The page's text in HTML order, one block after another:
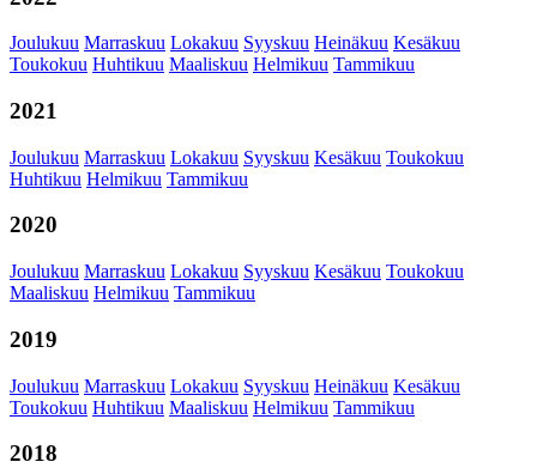
Joulukuu Marraskuu Lokakuu Syyskuu Heinäkuu Kesäkuu
Toukokuu Huhtikuu Maaliskuu Helmikuu Tammikuu
2021
Joulukuu Marraskuu Lokakuu Syyskuu Kesäkuu Toukokuu
Huhtikuu Helmikuu Tammikuu
2020
Joulukuu Marraskuu Lokakuu Syyskuu Kesäkuu Toukokuu
Maaliskuu Helmikuu Tammikuu
2019
Joulukuu Marraskuu Lokakuu Syyskuu Heinäkuu Kesäkuu
Toukokuu Huhtikuu Maaliskuu Helmikuu Tammikuu
2018